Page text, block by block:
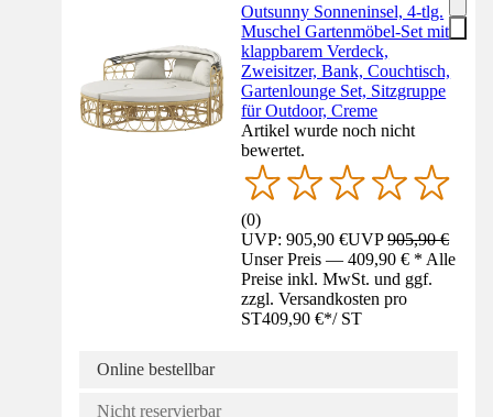
Outsunny Sonneninsel, 4-tlg.
Muschel Gartenmöbel-Set mit
klappbarem Verdeck,
Zweisitzer, Bank, Couchtisch,
Gartenlounge Set, Sitzgruppe
für Outdoor, Creme
Artikel wurde noch nicht
bewertet.
(0)
UVP: 905,90 €UVP905,90 €
Unser Preis — 409,90 € * Alle
Preise inkl. MwSt. und ggf.
zzgl. Versandkosten pro
ST409,90 €*/ ST
Online bestellbar
Nicht reservierbar